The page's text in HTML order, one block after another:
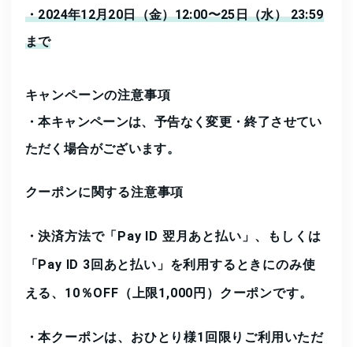
・2024年12月20日（金）12:00〜25日（水） 23:59
まで
キャンペーンの注意事項
・本キャンペーンは、予告なく変更・終了させてい
ただく場合がございます。
クーポンに関する注意事項
・決済方法で「Pay ID 翌月あと払い」、もしくは
「Pay ID 3回あと払い」を利用するときにのみ使
える、10％OFF（上限1,000円）クーポンです。
・本クーポンは、おひとり様1回限りご利用いただ